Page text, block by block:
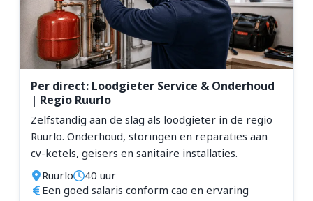
Per direct: Loodgieter Service & Onderhoud
| Regio Ruurlo
Zelfstandig aan de slag als loodgieter in de regio
Ruurlo. Onderhoud, storingen en reparaties aan
cv-ketels, geisers en sanitaire installaties.
Ruurlo
40 uur
Een goed salaris conform cao en ervaring